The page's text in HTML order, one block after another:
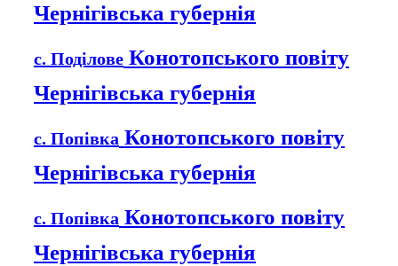
Чернігівська губернія
с. Поділове Конотопського повіту
Чернігівська губернія
с. Попівка Конотопського повіту
Чернігівська губернія
с. Попівка Конотопського повіту
Чернігівська губернія